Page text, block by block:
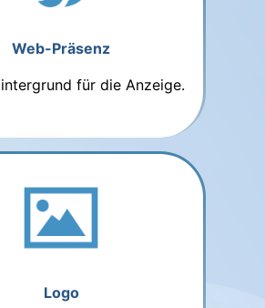
Web-Präsenz
für die Anzeige.
Logo